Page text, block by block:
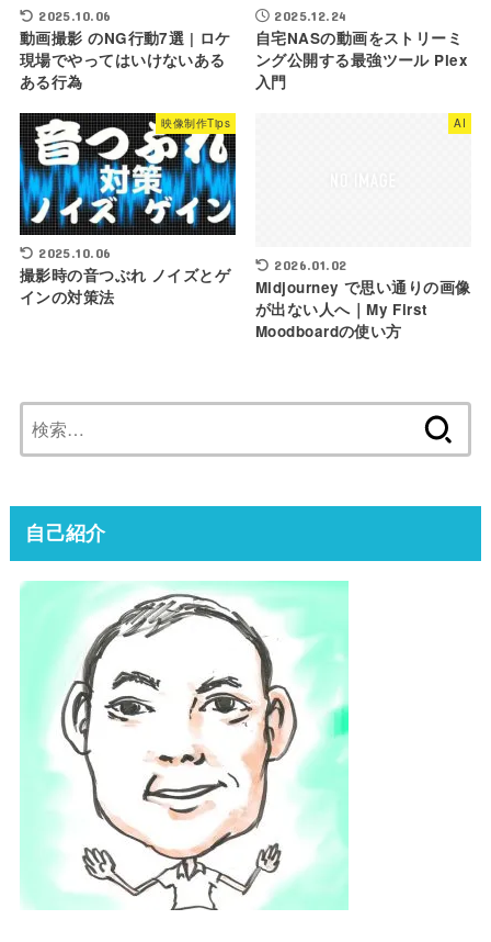
2025.10.06
動画撮影 のNG行動7選 | ロケ
現場でやってはいけないある
ある行為
2025.12.24
自宅NASの動画をストリーミ
ング公開する最強ツール Plex
入門
映像制作Tips
2025.10.06
撮影時の音つぶれ ノイズとゲ
インの対策法
AI
2026.01.02
Midjourney で思い通りの画像
が出ない人へ｜My First
Moodboardの使い方
索:
自己紹介